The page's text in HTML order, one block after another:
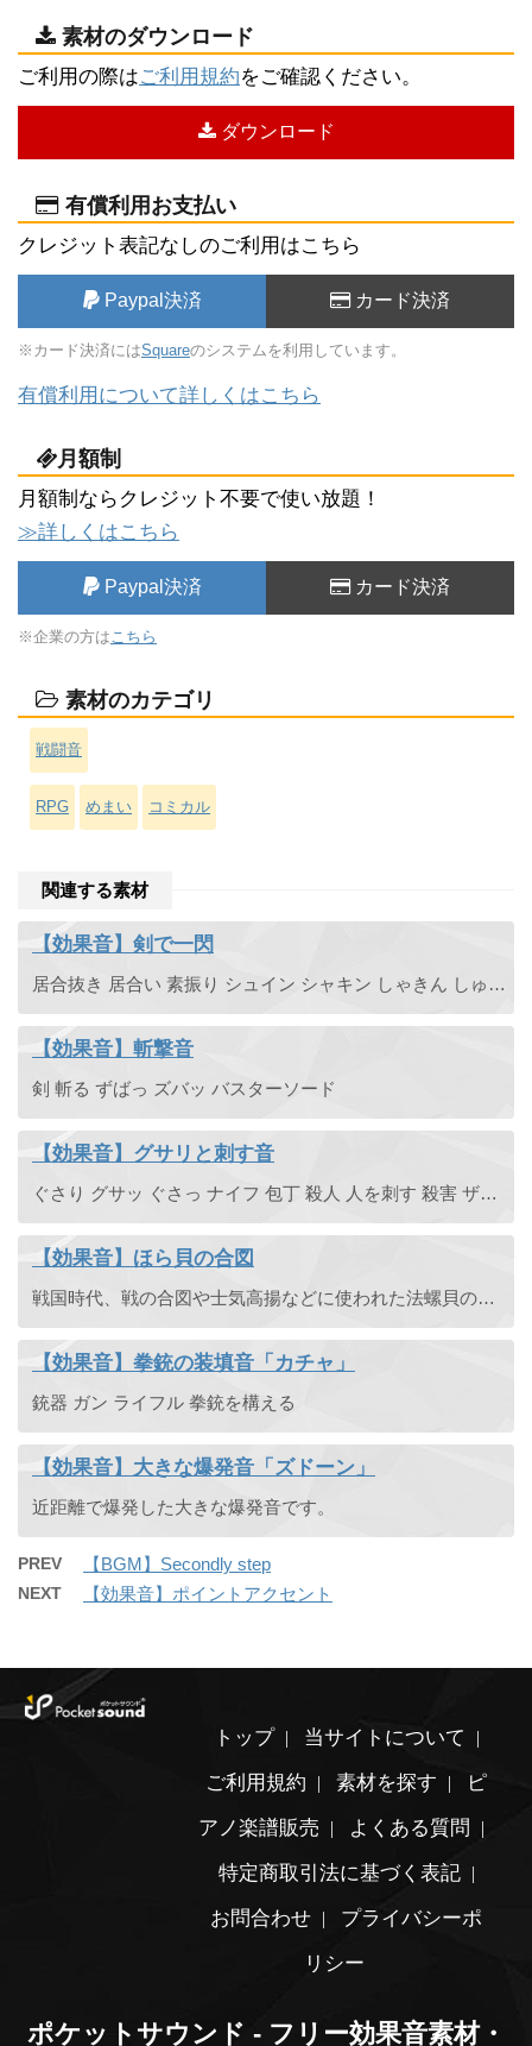
素材のダウンロード
ご利用の際はご利用規約をご確認ください。
ダウンロード
有償利用お支払い
クレジット表記なしのご利用はこちら
Paypal決済 カード決済
※カード決済にはSquareのシステムを利用しています。
有償利用について詳しくはこちら
月額制
月額制ならクレジット不要で使い放題！
≫詳しくはこちら
Paypal決済 カード決済
※企業の方は こちら
素材のカテゴリ
戦闘音
RPG めまい コミカル
関連する素材
【効果音】剣で一閃
居合抜き 居合い 素振り シュイン シャキン しゃきん しゅいん
【効果音】斬撃音
剣 斬る ずばっ ズバッ バスターソード
【効果音】グサリと刺す音
ぐさり グサッ ぐさっ ナイフ 包丁 殺人 人を刺す 殺害 ザクッ ざくっ 殺す 刺さる
【効果音】ほら貝の合図
戦国時代、戦の合図や士気高揚などに使われた法螺貝の合図の効果音。歴史物ゲームやRPGなどに使えます。ほらがい・ホラ貝。
【効果音】拳銃の装填音「カチャ」
銃器 ガン ライフル 拳銃を構える
【効果音】大きな爆発音「ズドーン」
近距離で爆発した大きな爆発音です。
PREV 【BGM】Secondly step
NEXT 【効果音】ポイントアクセント
トップ
当サイトについて
ご利用規約
素材を探す
ピ
アノ楽譜販売
よくある質問
特定商取引法に基づく表記
お問合わせ
プライバシーポ
リシー
ポケットサウンド - フリー効果音素材・